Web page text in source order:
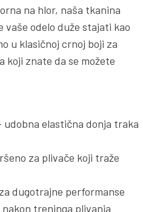
na hlor, naša tkanina
vaše odelo duže stajati kao
u klasičnoj crnoj boji za
koji znate da se možete
udobna elastična donja traka
za plivače koji traže
dugotrajne performanse
nakon treninga plivanja